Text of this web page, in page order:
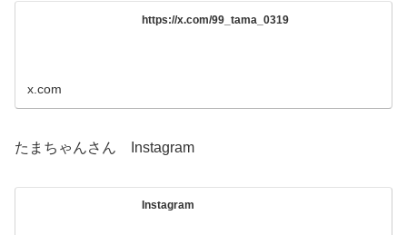
https://x.com/99_tama_0319
x.com
たまちゃんさん Instagram
Instagram